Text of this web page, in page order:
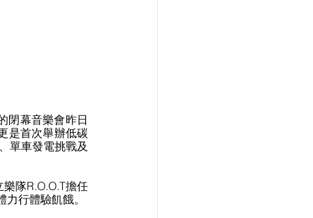
閉幕音樂會昨日
是首次舉辦低碳
單車發電挑戰及
隊R.O.O.T擔任
行體驗飢餓。